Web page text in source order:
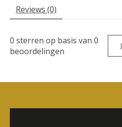
Reviews (0)
0 sterren op basis van 0
beoordelingen